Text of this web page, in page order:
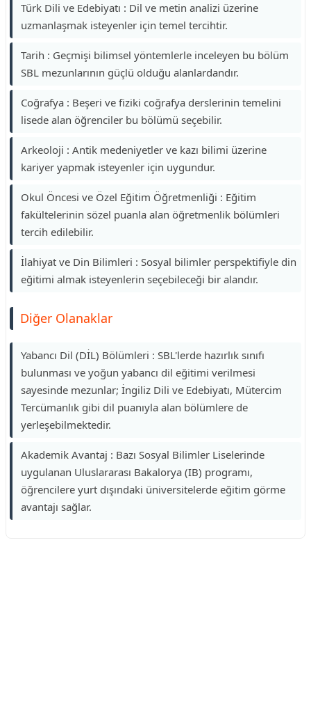
Türk Dili ve Edebiyatı : Dil ve metin analizi üzerine
uzmanlaşmak isteyenler için temel tercihtir.
Tarih : Geçmişi bilimsel yöntemlerle inceleyen bu bölüm
SBL mezunlarının güçlü olduğu alanlardandır.
Coğrafya : Beşeri ve fiziki coğrafya derslerinin temelini
lisede alan öğrenciler bu bölümü seçebilir.
Arkeoloji : Antik medeniyetler ve kazı bilimi üzerine
kariyer yapmak isteyenler için uygundur.
Okul Öncesi ve Özel Eğitim Öğretmenliği : Eğitim
fakültelerinin sözel puanla alan öğretmenlik bölümleri
tercih edilebilir.
İlahiyat ve Din Bilimleri : Sosyal bilimler perspektifiyle din
eğitimi almak isteyenlerin seçebileceği bir alandır.
Diğer Olanaklar
Yabancı Dil (DİL) Bölümleri : SBL'lerde hazırlık sınıfı
bulunması ve yoğun yabancı dil eğitimi verilmesi
sayesinde mezunlar; İngiliz Dili ve Edebiyatı, Mütercim
Tercümanlık gibi dil puanıyla alan bölümlere de
yerleşebilmektedir.
Akademik Avantaj : Bazı Sosyal Bilimler Liselerinde
uygulanan Uluslararası Bakalorya (IB) programı,
öğrencilere yurt dışındaki üniversitelerde eğitim görme
avantajı sağlar.